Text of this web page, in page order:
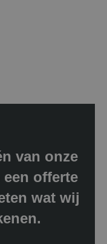
van onze
een offerte
wat wij